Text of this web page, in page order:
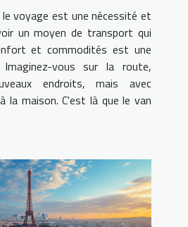
voyage est une nécessité et
un moyen de transport qui
et commodités est une
Imaginez-vous sur la route,
endroits, mais avec
la maison. C'est là que le van